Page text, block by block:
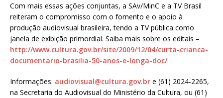
Com mais essas ações conjuntas, a SAv/MinC e a TV Brasil
reiteram o compromisso com o fomento e o apoio à
produção audiovisual brasileira, tendo a TV pública como
janela de exibição primordial. Saiba mais sobre os editais –
http://www.cultura.gov.br/site/2009/12/04/curta-crianca-
documentario-brasilia-50-anos-e-longa-doc/
Informações: audiovisual@cultura.gov.br e (61) 2024-2265,
na Secretaria do Audiovisual do Ministério da Cultura, ou (61)